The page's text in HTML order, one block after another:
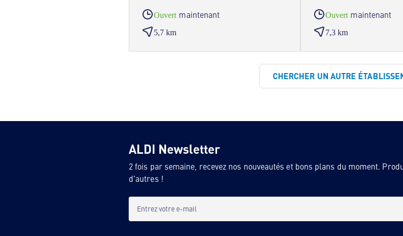
Ouvert maintenant
5,7 km
Ouvert maintenant
7,3 km
CHERCHER UN AUTRE
ALDI Newsletter
2 fois par semaine, recevez nos nouveautés et bons plans du moment.
d'autres !
Entrez votre e-mail